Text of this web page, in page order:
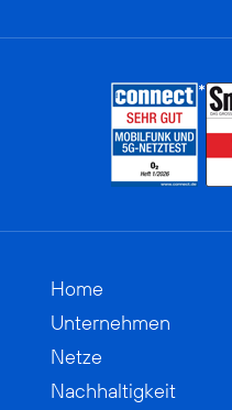
Home
Unternehmen
Netze
Nachhaltigkeit